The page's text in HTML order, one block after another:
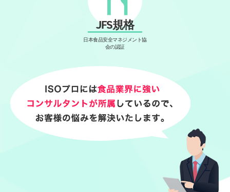
JFS規格
日本食品安全マネジメント協
会の認証